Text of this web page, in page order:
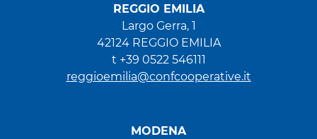
REGGIO EMILIA
Largo Gerra, 1
42124 REGGIO EMILIA
t +39 0522 546111
reggioemilia@confcooperative.it
MODENA